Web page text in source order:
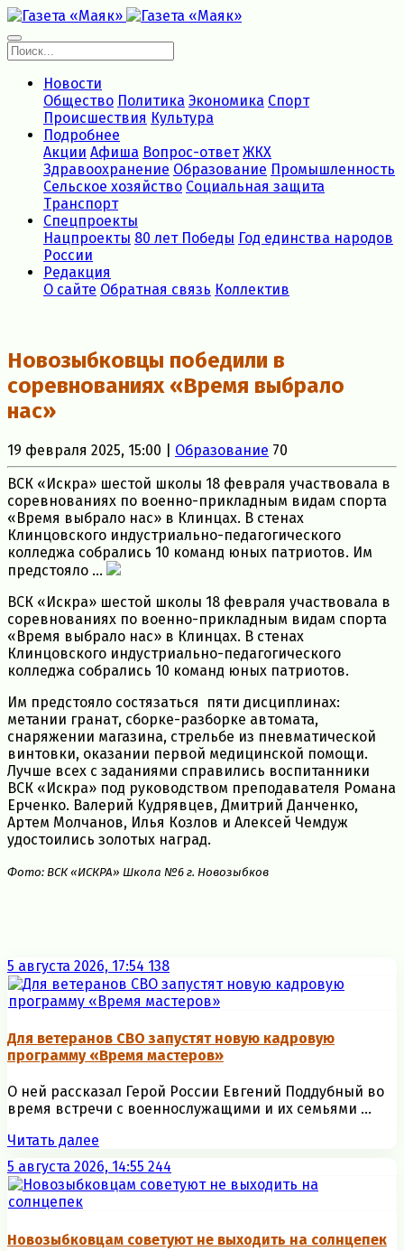
Новости
Общество Политика Экономика Спорт
Происшествия Культура
Подробнее
Акции Афиша Вопрос-ответ ЖКХ
Здравоохранение Образование Промышленность
Сельское хозяйство Социальная защита
Транспорт
Спецпроекты
Нацпроекты 80 лет Победы Год единства народов
России
Редакция
О сайте Обратная связь Коллектив
Новозыбковцы победили в
соревнованиях «Время выбрало
нас»
19 февраля 2025, 15:00 | Образование 70
ВСК «Искра» шестой школы 18 февраля участвовала в
соревнованиях по военно-прикладным видам спорта
«Время выбрало нас» в Клинцах. В стенах
Клинцовского индустриально-педагогического
колледжа собрались 10 команд юных патриотов. Им
предстояло ...
ВСК «Искра» шестой школы 18 февраля участвовала в
соревнованиях по военно-прикладным видам спорта
«Время выбрало нас» в Клинцах. В стенах
Клинцовского индустриально-педагогического
колледжа собрались 10 команд юных патриотов.
Им предстояло состязаться пяти дисциплинах:
метании гранат, сборке-разборке автомата,
снаряжении магазина, стрельбе из пневматической
винтовки, оказании первой медицинской помощи.
Лучше всех с заданиями справились воспитанники
ВСК «Искра» под руководством преподавателя Романа
Ерченко. Валерий Кудрявцев, Дмитрий Данченко,
Артем Молчанов, Илья Козлов и Алексей Чемдуж
удостоились золотых наград.
Фото: ВСК «ИСКРА» Школа №6 г. Новозыбков
5 августа 2026, 17:54 138
Для ветеранов СВО запустят новую кадровую
программу «Время мастеров»
О ней рассказал Герой России Евгений Поддубный во
время встречи с военнослужащими и их семьями ...
Читать далее
5 августа 2026, 14:55 244
Новозыбковцам советуют не выходить на солнцепек